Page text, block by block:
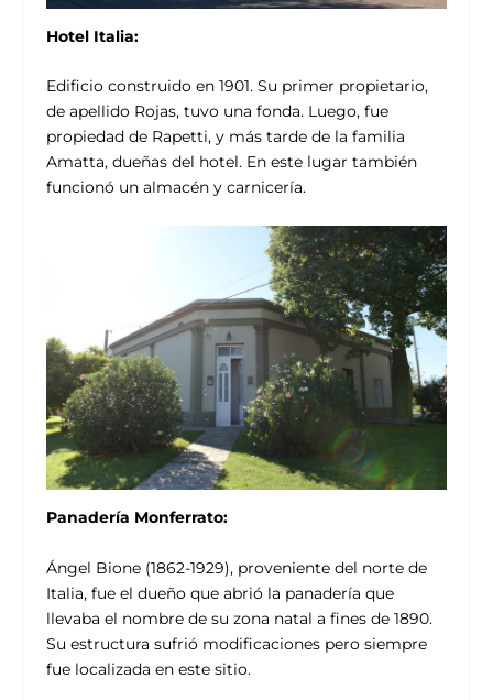
Hotel Italia:
Edificio construido en 1901. Su primer propietario,
de apellido Rojas, tuvo una fonda. Luego, fue
propiedad de Rapetti, y más tarde de la familia
Amatta, dueñas del hotel. En este lugar también
funcionó un almacén y carnicería.
Panadería Monferrato:
Ángel Bione (1862-1929), proveniente del norte de
Italia, fue el dueño que abrió la panadería que
llevaba el nombre de su zona natal a fines de 1890.
Su estructura sufrió modificaciones pero siempre
fue localizada en este sitio.